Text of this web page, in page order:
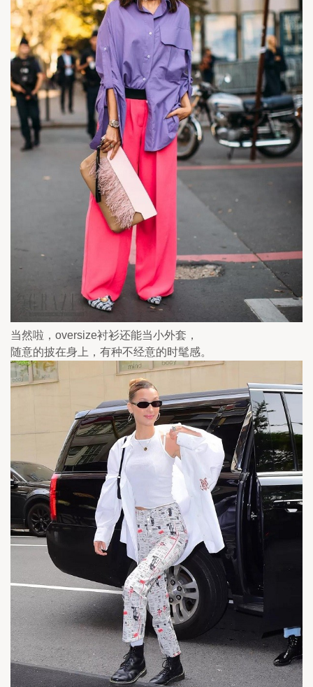
当然啦，oversize衬衫还能当小外套，
随意的披在身上，有种不经意的时髦感。